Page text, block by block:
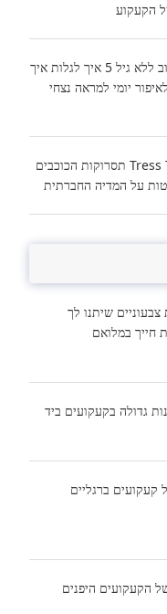
הקעקוע
מראה טוב ללא גיל 5 איך לגלות איך
יומי למראה נצחי
Tress Trends תסרוקות הכוכבים
על המדיה החברתית
שיתנו לך
חייך במלואם
קעקועים ברגליים